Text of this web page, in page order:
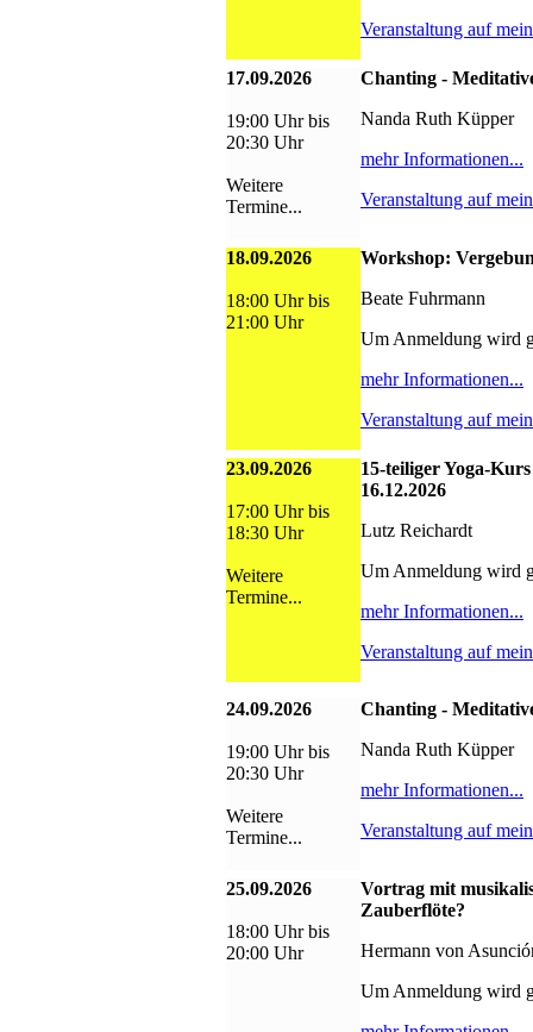
Veranstaltung auf
17.09.2026
19:00 Uhr bis
20:30 Uhr
Weitere
Termine...
Chanting -
Nanda Ruth Küpper
mehr Informationen...
Veranstaltung auf
18.09.2026
18:00 Uhr bis
21:00 Uhr
Workshop:
Beate Fuhrmann
Um Anmeldung wird
mehr Informationen...
Veranstaltung auf
23.09.2026
17:00 Uhr bis
18:30 Uhr
Weitere
Termine...
15-teiliger Yoga-
16.12.2026
Lutz Reichardt
Um Anmeldung wird
mehr Informationen...
Veranstaltung auf
24.09.2026
19:00 Uhr bis
20:30 Uhr
Weitere
Termine...
Chanting -
Nanda Ruth Küpper
mehr Informationen...
Veranstaltung auf
25.09.2026
18:00 Uhr bis
20:00 Uhr
Vortrag mit
Zauberflöte?
Hermann von
Um Anmeldung wird